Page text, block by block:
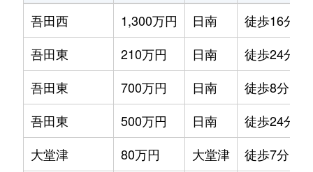
吾田西
1,300万円 日南
徒歩16分
吾田東
210万円 日南
徒歩24分
吾田東
700万円 日南
徒歩8分
吾田東
500万円 日南
徒歩24分
大堂津
80万円 大堂津
徒歩7分